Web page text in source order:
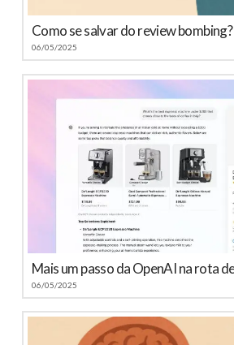
Como se salvar do review bombing?
06/05/2025
06/05/2025